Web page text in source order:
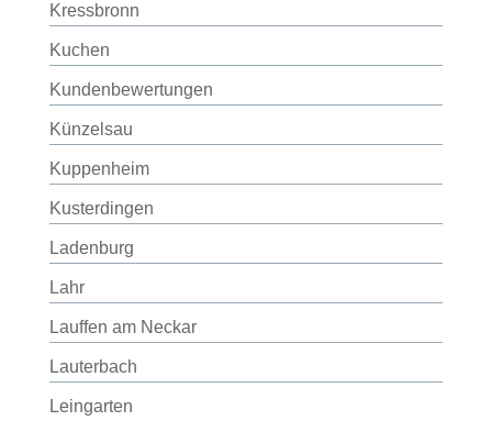
Kressbronn
Kuchen
Kundenbewertungen
Künzelsau
Kuppenheim
Kusterdingen
Ladenburg
Lahr
Lauffen am Neckar
Lauterbach
Leingarten